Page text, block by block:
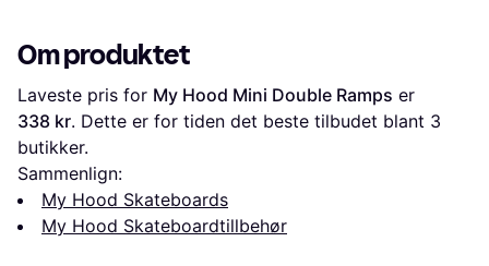
Om produktet
Laveste pris for My Hood Mini Double Ramps
338 kr. Dette er for tiden det beste tilbudet blant 3
butikker.
Sammenlign:
My Hood Skateboards
My Hood Skateboardtillbehør